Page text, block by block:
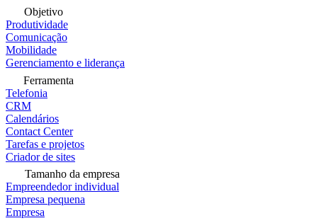
Objetivo
Produtividade
Comunicação
Mobilidade
Gerenciamento e liderança
Ferramenta
Telefonia
CRM
Calendários
Contact Center
Tarefas e projetos
Criador de sites
Tamanho da empresa
Empreendedor individual
Empresa pequena
Empresa